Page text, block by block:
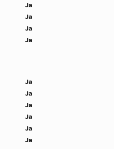
Ja
Ja
Ja
Ja
Ja
Ja
Ja
Ja
Ja
Ja